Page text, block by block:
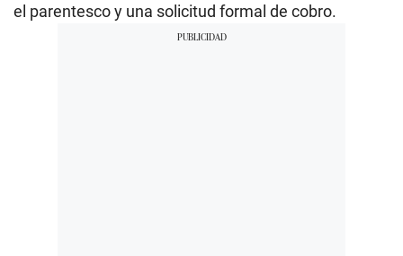
el parentesco y una solicitud formal de cobro.